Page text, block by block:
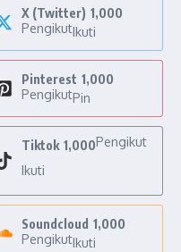
X (Twitter) 1,000
PengikutIkuti
Pinterest 1,000
PengikutPin
Tiktok 1,000Pengikut
Ikuti
Soundcloud 1,000
PengikutIkuti